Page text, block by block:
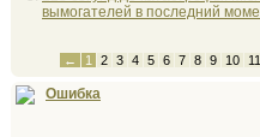
вымогателей в последний
← 1 2 3 4 5 6 7 8 9 10 11
Ошибка